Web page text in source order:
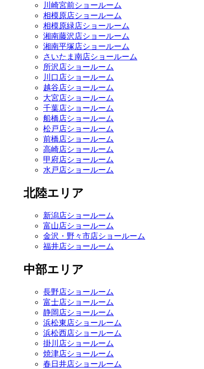
川崎宮前ショールーム
相模原店ショールーム
相模原緑店ショールーム
湘南藤沢店ショールーム
湘南平塚店ショールーム
さいたま南店ショールーム
所沢店ショールーム
川口店ショールーム
越谷店ショールーム
大宮店ショールーム
千葉店ショールーム
船橋店ショールーム
松戸店ショールーム
前橋店ショールーム
高崎店ショールーム
甲府店ショールーム
水戸店ショールーム
北陸エリア
新潟店ショールーム
富山店ショールーム
金沢・野々市店ショールーム
福井店ショールーム
中部エリア
長野店ショールーム
富士店ショールーム
静岡店ショールーム
浜松東店ショールーム
浜松西店ショールーム
掛川店ショールーム
焼津店ショールーム
春日井店ショールーム